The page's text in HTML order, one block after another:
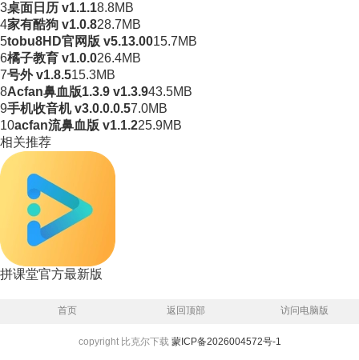
3桌面日历 v1.1.18.8MB
4家有酷狗 v1.0.828.7MB
5tobu8HD官网版 v5.13.0015.7MB
6橘子教育 v1.0.026.4MB
7号外 v1.8.515.3MB
8Acfan鼻血版1.3.9 v1.3.943.5MB
9手机收音机 v3.0.0.0.57.0MB
10acfan流鼻血版 v1.1.225.9MB
相关推荐
拼课堂官方最新版
首页 返回顶部 访问电脑版
copyright 比克尔下载 蒙ICP备2026004572号-1